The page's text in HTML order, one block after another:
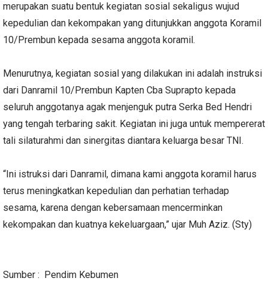
merupakan suatu bentuk kegiatan sosial sekaligus wujud
kepedulian dan kekompakan yang ditunjukkan anggota Koramil
10/Prembun kepada sesama anggota koramil.
Menurutnya, kegiatan sosial yang dilakukan ini adalah instruksi
dari Danramil 10/Prembun Kapten Cba Suprapto kepada
seluruh anggotanya agak menjenguk putra Serka Bed Hendri
yang tengah terbaring sakit. Kegiatan ini juga untuk mempererat
tali silaturahmi dan sinergitas diantara keluarga besar TNI.
“Ini istruksi dari Danramil, dimana kami anggota koramil harus
terus meningkatkan kepedulian dan perhatian terhadap
sesama, karena dengan kebersamaan mencerminkan
kekompakan dan kuatnya kekeluargaan,” ujar Muh Aziz. (Sty)
Sumber : Pendim Kebumen